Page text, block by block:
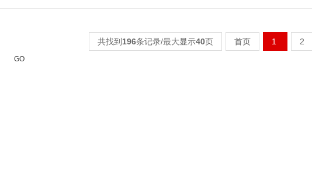
共找到 196条记录/最大显示40页 首页 1 2